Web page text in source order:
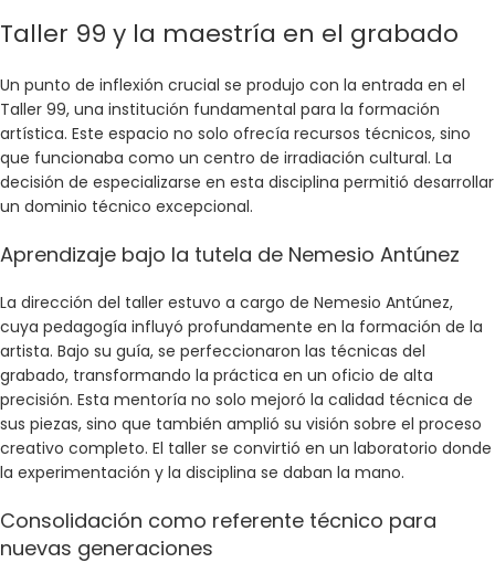
Taller 99 y la maestría en el grabado
Un punto de inflexión crucial se produjo con la entrada en el
Taller 99, una institución fundamental para la formación
artística. Este espacio no solo ofrecía recursos técnicos, sino
que funcionaba como un centro de irradiación cultural. La
decisión de especializarse en esta disciplina permitió desarrollar
un dominio técnico excepcional.
Aprendizaje bajo la tutela de Nemesio Antúnez
La dirección del taller estuvo a cargo de Nemesio Antúnez,
cuya pedagogía influyó profundamente en la formación de la
artista. Bajo su guía, se perfeccionaron las técnicas del
grabado, transformando la práctica en un oficio de alta
precisión. Esta mentoría no solo mejoró la calidad técnica de
sus piezas, sino que también amplió su visión sobre el proceso
creativo completo. El taller se convirtió en un laboratorio donde
la experimentación y la disciplina se daban la mano.
Consolidación como referente técnico para
nuevas generaciones